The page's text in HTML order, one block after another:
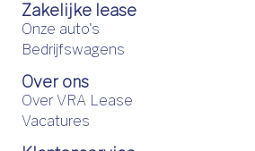
Zakelijke lease
Onze auto's
Bedrijfswagens
Over ons
Over VRA Lease
Vacatures